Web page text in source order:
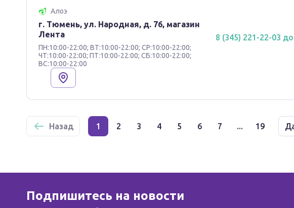
Алоэ
г. Тюмень, ул. Народная, д. 76, магазин
Лента
ПН:10:00-22:00; ВТ:10:00-22:00; СР:10:00-22:00;
ЧТ:10:00-22:00; ПТ:10:00-22:00; СБ:10:00-22:00;
ВС:10:00-22:00
8 (345) 221-22-03
Назад 1 2 3 4 5 6 7 ... 19
Подпишитесь на новости